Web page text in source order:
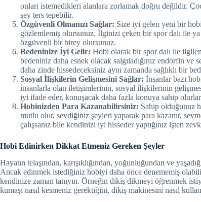
onları istemedikleri alanlara zorlamak doğru değildir.
şey ters tepebilir.
Özgüvenli Olmanızı Sağlar: Size iyi gelen yeni bir
gözlemlemiş olursunuz. İlginizi çeken bir spor dalı ile ya
özgüvenli bir birey olursunuz.
Bedeninize İyi Gelir: Hobi olarak bir spor dalı ile
bedeniniz daha esnek olacak salgıladığınız endorfin
daha zinde hissedeceksiniz aynı zamanda sağlıklı bir
Sosyal İlişkilerin Gelişmesini Sağlar: İnsanlar bazı
insanlarla olan iletişimlerinin, sosyal ilişkilerinin
iyi ifade eder, konuşacak daha fazla konuya sahip
Hobinizden Para Kazanabilirsiniz: Sahip olduğunuz
mutlu olur, sevdiğiniz şeyleri yaparak para kazanır,
çalışsanız bile kendinizi iyi hisseder yaptığınız işten zevk
Hobi Edinirken Dikkat Etmeniz Gereken Şeyler
Hayatın telaşından, karışıklığından, yoğunluğundan ve
Ancak edinmek istediğiniz hobiyi daha önce denememiş
kendinize zaman tanıyın. Örneğin dikiş dikmeyi öğrenmek
kumaşı nasıl kesmeniz gerektiğini, dikiş makinesini nasıl